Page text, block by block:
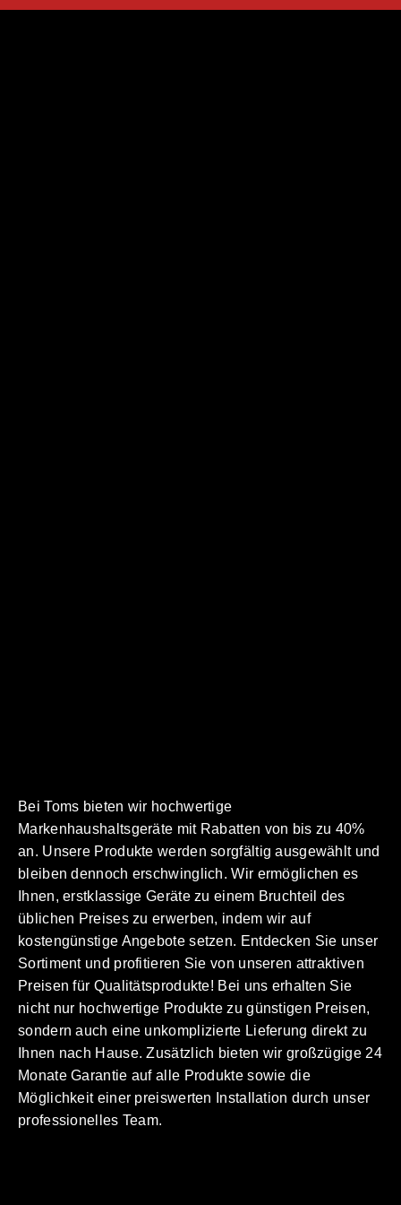
Bei Toms bieten wir hochwertige
Markenhaushaltsgeräte mit Rabatten von bis zu 40%
an. Unsere Produkte werden sorgfältig ausgewählt und
bleiben dennoch erschwinglich. Wir ermöglichen es
Ihnen, erstklassige Geräte zu einem Bruchteil des
üblichen Preises zu erwerben, indem wir auf
kostengünstige Angebote setzen. Entdecken Sie unser
Sortiment und profitieren Sie von unseren attraktiven
Preisen für Qualitätsprodukte! Bei uns erhalten Sie
nicht nur hochwertige Produkte zu günstigen Preisen,
sondern auch eine unkomplizierte Lieferung direkt zu
Ihnen nach Hause. Zusätzlich bieten wir großzügige 24
Monate Garantie auf alle Produkte sowie die
Möglichkeit einer preiswerten Installation durch unser
professionelles Team.